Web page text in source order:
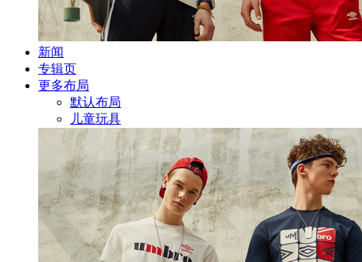
新闻
专辑页
更多布局
默认布局
儿童玩具